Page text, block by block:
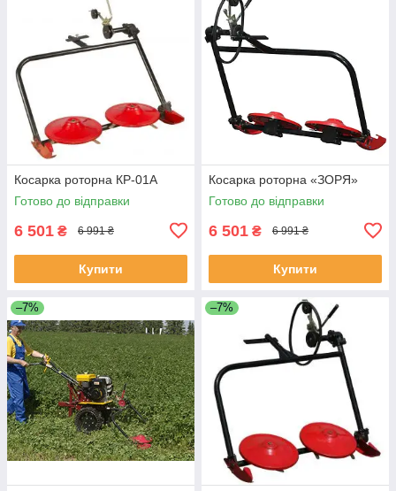
Косарка роторна КР-01А
Готово до відправки
6 501 ₴ 6 991 ₴
Купити
Косарка роторна «ЗОРЯ»
Готово до відправки
6 501 ₴ 6 991 ₴
Купити
–7% –7%